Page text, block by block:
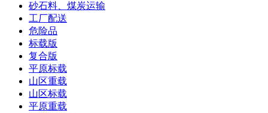
砂石料、煤炭运输
工厂配送
危险品
标载版
复合版
平原标载
山区重载
山区标载
平原重载